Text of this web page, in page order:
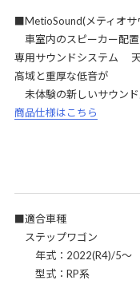
■MetioSound(メティオサ
車室内のスピーカー配
専用サウンドシステム 天
高域と重厚な低音が
未体験の新しいサウンド
商品仕様はこちら
■適合車種
ステップワゴン
年式：2022(R4)/5～
型式：RP系